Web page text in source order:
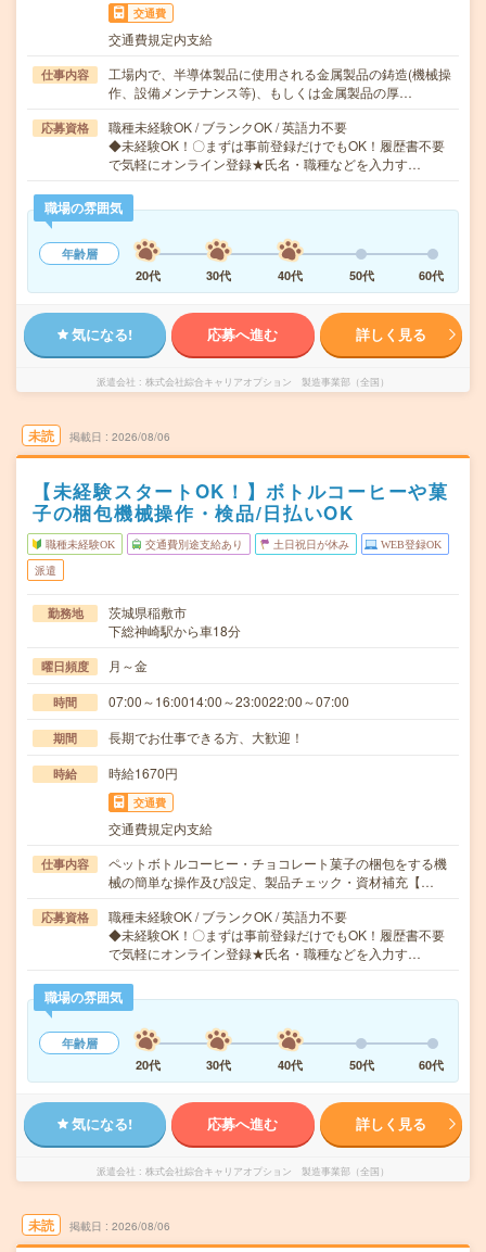
交通費
交通費規定内支給
仕事内容
工場内で、半導体製品に使用される金属製品の鋳造(機械操
作、設備メンテナンス等)、もしくは金属製品の厚…
応募資格
職種未経験OK / ブランクOK / 英語力不要
◆未経験OK！〇まずは事前登録だけでもOK！履歴書不要
で気軽にオンライン登録★氏名・職種などを入力す…
職場の雰囲気
年齢層
20代
30代 40代 50代 60代
気になる! 応募へ進む 詳しく見る
派遣会社 株式会社綜合キャリアオプション 製造事業部（全国）
未読 掲載日 2026/08/06
【未経験スタートOK！】ボトルコーヒーや菓
子の梱包機械操作・検品/日払いOK
職種未経験OK 交通費別途支給あり 土日祝日が休み WEB登録OK
派遣
勤務地
茨城県稲敷市
下総神崎駅から車18分
曜日頻度 月～金
時間 07:00～16:0014:00～23:0022:00～07:00
期間 長期でお仕事できる方、大歓迎！
時給 時給1670円
交通費
交通費規定内支給
仕事内容
ペットボトルコーヒー・チョコレート菓子の梱包をする機
械の簡単な操作及び設定、製品チェック・資材補充【…
応募資格
職種未経験OK / ブランクOK / 英語力不要
◆未経験OK！〇まずは事前登録だけでもOK！履歴書不要
で気軽にオンライン登録★氏名・職種などを入力す…
職場の雰囲気
年齢層
20代
30代 40代 50代 60代
気になる! 応募へ進む 詳しく見る
派遣会社 株式会社綜合キャリアオプション 製造事業部（全国）
未読 掲載日 2026/08/06